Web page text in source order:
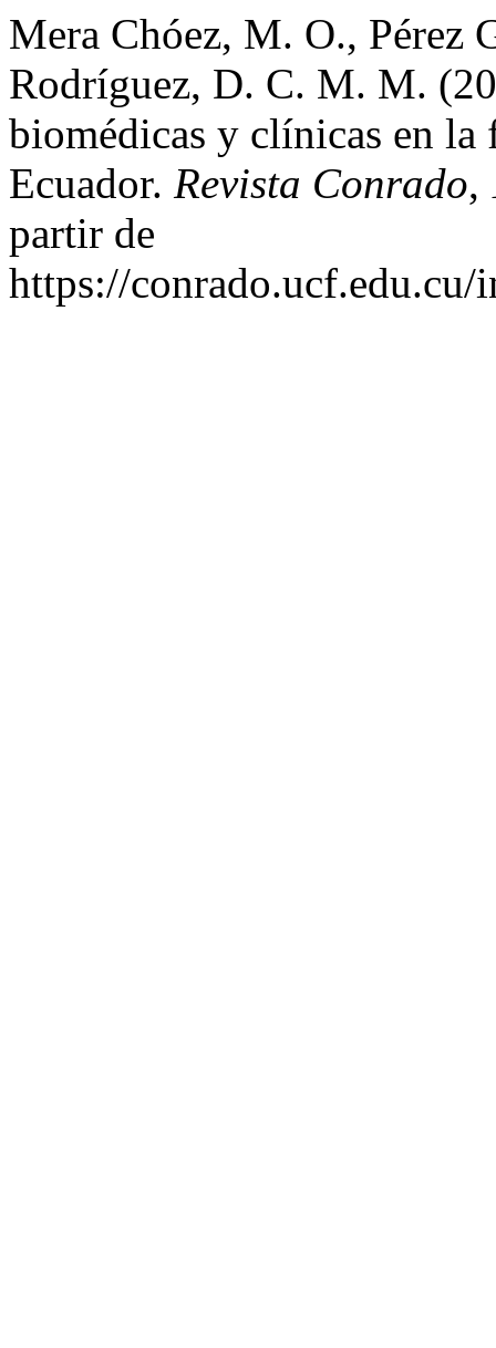
Mera Chóez, M. O., Pérez
Rodríguez, D. C. M. M.
biomédicas y clínicas en
Ecuador. Revista Conrado,
partir de
https://